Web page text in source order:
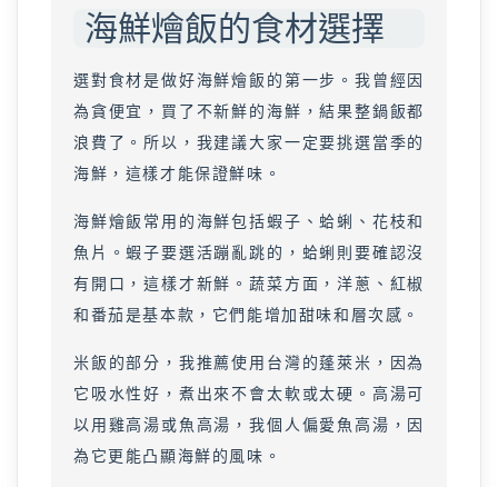
海鮮燴飯的食材選擇
選對食材是做好海鮮燴飯的第一步。我曾經因
為貪便宜，買了不新鮮的海鮮，結果整鍋飯都
浪費了。所以，我建議大家一定要挑選當季的
海鮮，這樣才能保證鮮味。
海鮮燴飯常用的海鮮包括蝦子、蛤蜊、花枝和
魚片。蝦子要選活蹦亂跳的，蛤蜊則要確認沒
有開口，這樣才新鮮。蔬菜方面，洋蔥、紅椒
和番茄是基本款，它們能增加甜味和層次感。
米飯的部分，我推薦使用台灣的蓬萊米，因為
它吸水性好，煮出來不會太軟或太硬。高湯可
以用雞高湯或魚高湯，我個人偏愛魚高湯，因
為它更能凸顯海鮮的風味。